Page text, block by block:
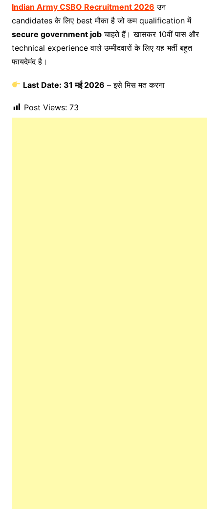
Indian Army CSBO Recruitment 2026 उन
candidates के लिए best मौका है जो कम qualification में
secure government jobचाहते हैं। खासकर 10वीं पास और
technical experience वाले उम्मीदवारों के लिए यह भर्ती बहुत
फायदेमंद है।
Last Date: 31 मई 2026 – इसे मिस मत करना
Post Views: 73